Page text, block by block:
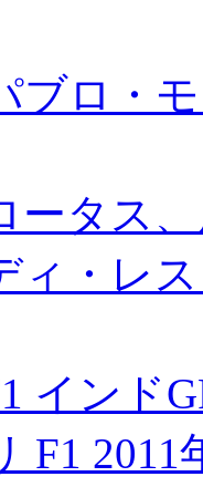
ブロ・
ータス
ィ・レ
インド
F1